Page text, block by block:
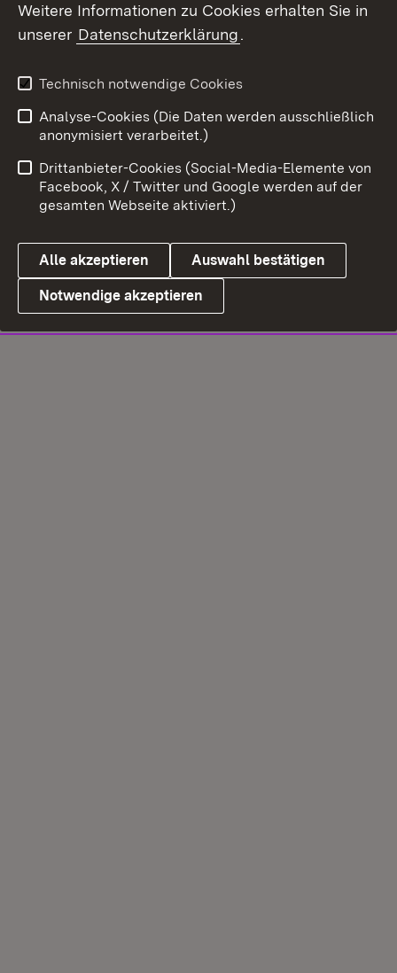
Weitere Informationen zu Cookies erhalten Sie in
unserer Datenschutzerklärung.
Technisch notwendige Cookies
Analyse-Cookies (Die Daten werden ausschließlich
anonymisiert verarbeitet.)
Drittanbieter-Cookies (Social-Media-Elemente von
Facebook, X / Twitter und Google werden auf der
gesamten Webseite aktiviert.)
Alle akzeptieren Auswahl bestätigen
Notwendige akzeptieren